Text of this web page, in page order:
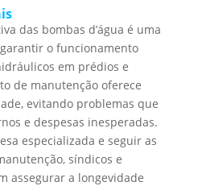
das bombas d’água é uma
o funcionamento
em prédios e
de manutenção oferece
evitando problemas que
e despesas inesperadas.
especializada e seguir as
síndicos e
assegurar a longevidade